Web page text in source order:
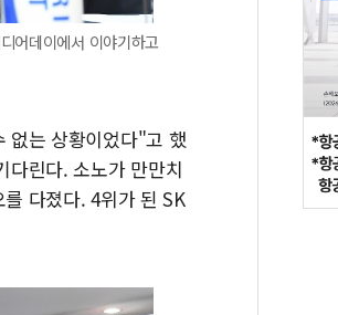
어데이에서 이야기하고
없는 상황이었다"고 했
다린다. 소노가 만만치
다졌다. 4위가 된 SK